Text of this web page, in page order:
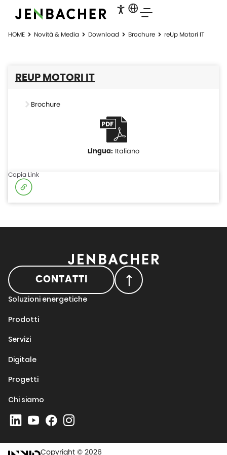
HOME Novità & Media Download Brochure reUp Motori IT
REUP MOTORI IT
Brochure
Italiano
Copia Link
CONTATTI
Soluzioni energetiche
Prodotti
Servizi
Digitale
Progetti
Chi siamo
Copyright © 2026